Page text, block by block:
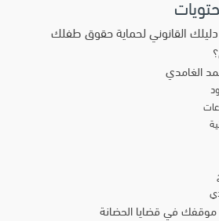
القانوني لحماية حقوق طفلك
الغامدي